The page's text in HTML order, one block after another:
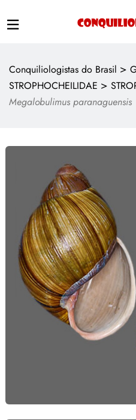
Conquiliologistas do Brasil >
STROPHOCHEILIDAE >
Megalobulimus paranaguensis